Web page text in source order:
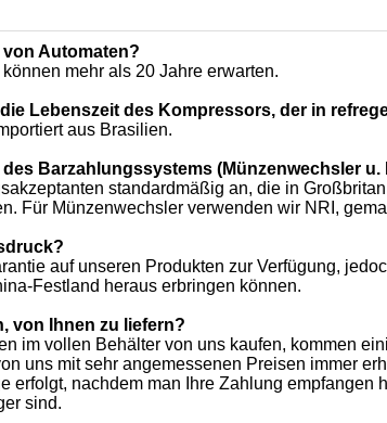
Automaten?
mehr als 20 Jahre erwarten.
Lebenszeit des Kompressors, der in
des Barzahlungssystems (Münzenwechsler
Für Münzenwechsler verwenden wir NRI,
Festland heraus erbringen können.
von Ihnen zu liefern?
uns mit sehr angemessenen Preisen immer
erfolgt, nachdem man Ihre Zahlung
sind.
Der Warmen Küche 3600W